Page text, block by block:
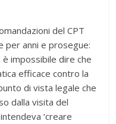
del CPT
anni e prosegue:
impossibile dire che
efficace contro la
di vista legale che
dalla visita del
‘creare